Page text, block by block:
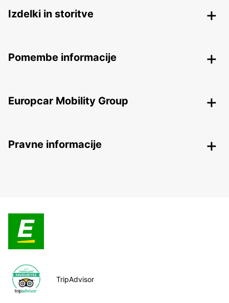
Izdelki in storitve
Pomembe informacije
Europcar Mobility Group
Pravne informacije
TripAdvisor